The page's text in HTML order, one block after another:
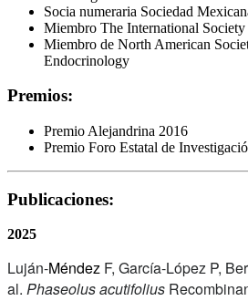
Socia numeraria Sociedad
Miembro The International
Miembro de North American
Endocrinology
Premios:
Premio Alejandrina 2016
Premio Foro Estatal de
Publicaciones:
2025
Luján-Méndez F, García-López P,
al. Phaseolus acutifolius